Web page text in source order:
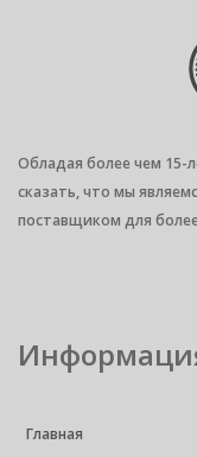
Обладая более чем
сказать, что мы
поставщиком для
Главная